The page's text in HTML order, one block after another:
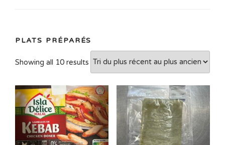
PLATS PRÉPARÉS
Showing all 10 results Sorted
by
latest